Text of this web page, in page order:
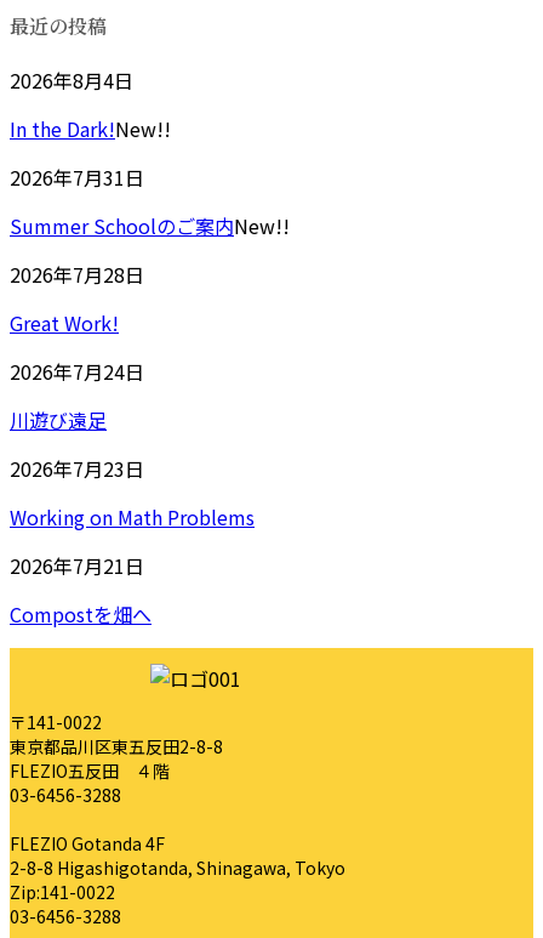
最近の投稿
2026年8月4日
In the Dark!New!!
2026年7月31日
Summer Schoolのご案内New!!
2026年7月28日
Great Work!
2026年7月24日
川遊び遠足
2026年7月23日
Working on Math Problems
2026年7月21日
Compostを畑へ
〒141-0022
東京都品川区東五反田2-8-8
FLEZIO五反田 ４階
03-6456-3288
FLEZIO Gotanda 4F
2-8-8 Higashigotanda, Shinagawa, Tokyo
Zip:141-0022
03-6456-3288